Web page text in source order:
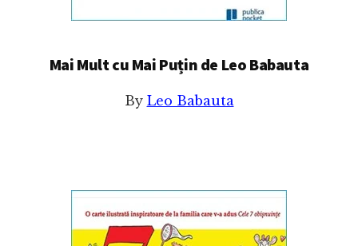
Mai Mult cu Mai Puțin de Leo Babauta
By Leo Babauta